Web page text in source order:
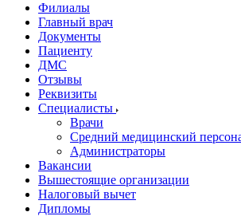
Филиалы
Главный врач
Документы
Пациенту
ДМС
Отзывы
Реквизиты
Специалисты
Врачи
Средний медицинский
Администраторы
Вакансии
Вышестоящие организации
Налоговый вычет
Дипломы